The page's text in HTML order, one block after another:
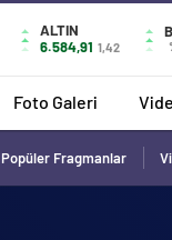
ALTIN
6.584,91 1,42
Foto Galeri
Popüler Fragmanlar